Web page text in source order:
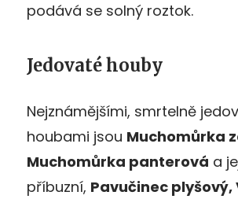
podává se solný roztok.
Jedovaté houby
Nejznámějšími, smrtelně
houbami jsou Muchomůrka
Muchomůrka panterová a
příbuzní, Pavučinec plyšový,